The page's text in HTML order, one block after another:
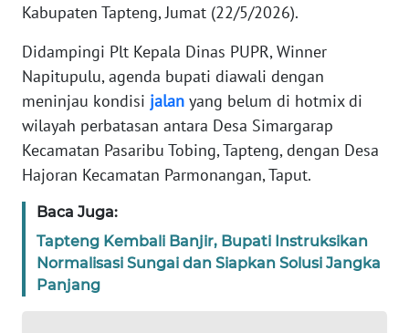
Kabupaten Tapteng, Jumat (22/5/2026).
Didampingi Plt Kepala Dinas PUPR, Winner
Napitupulu, agenda bupati diawali dengan
meninjau kondisi jalan yang belum di hotmix di
wilayah perbatasan antara Desa Simargarap
Kecamatan Pasaribu Tobing, Tapteng, dengan Desa
Hajoran Kecamatan Parmonangan, Taput.
Baca Juga:
Tapteng Kembali Banjir, Bupati Instruksikan
Normalisasi Sungai dan Siapkan Solusi Jangka
Panjang
Wahana
News
Regional
SUMUT
WN
JAKARTA